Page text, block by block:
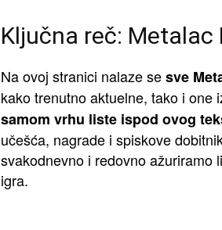
Ključna reč: Metalac
Na ovoj stranici nalaze sesve
kako trenutno aktuelne, tako i one
samom vrhu liste ispod ovog
učešća, nagrade i spiskove
svakodnevno i redovno ažuriramo
igra.